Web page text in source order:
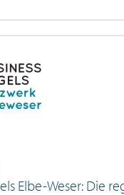
Elbe-Weser: Die